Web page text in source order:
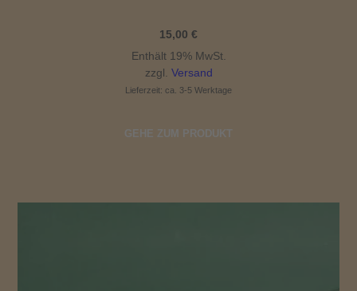
15,00 €
Enthält 19% MwSt.
zzgl. Versand
Lieferzeit: ca. 3-5 Werktage
GEHE ZUM PRODUKT
Dieses Produkt weist mehrere Varianten auf. Die Optionen können auf der Produktseite gewählt werden